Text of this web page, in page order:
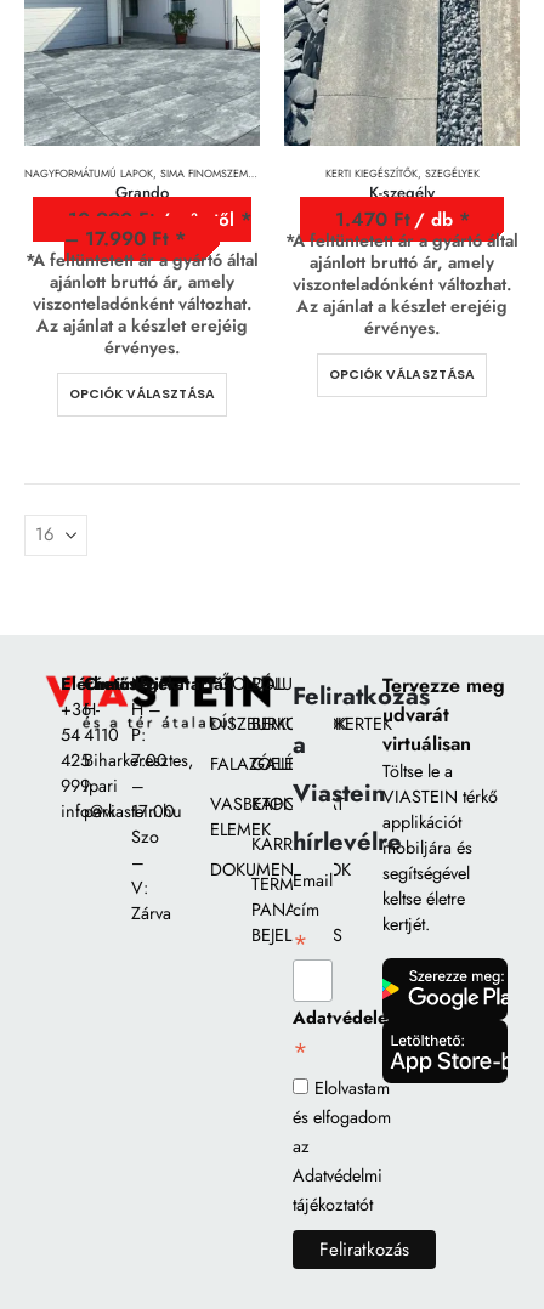
NAGYFORMÁTUMÚ LAPOK SIMA FINOMSZEMCSÉS FELÜLETŰ TÉRKÖVEK ,TÉRKÖVEK,
Grando
10.990 Ft / m² - től
– 17.990 Ft
*A feltüntetett ár a gyártó által
ajánlott bruttó ár, amely
viszonteladónként változhat.
Az ajánlat a készlet erejéig
érvényes.
OPCIÓK VÁLASZTÁSA
KERTI KIEGÉSZÍTŐK, SZEGÉLYEK
K-szegély
1.470 Ft / db
*A feltüntetett ár a gyártó által
ajánlott bruttó ár, amely
viszonteladónként változhat.
Az ajánlat a készlet erejéig
érvényes.
OPCIÓK VÁLASZTÁSA
Elérhetőségek:
+36
54
425
999
info@viastein.hu
Címünk:
H-
4110
Biharkeresztes,
Ipari
park
Nyitvatartás
H –
P:
7:00
–
17:00
Szo
–
V:
Zárva
FŐOLDAL
DÍSZBURKOLATOK
FALAZÓELEMEK
VASBETON
ELEMEK
DOKUMENTUMOK
RÓLUNK
BEMUTATÓKERTEK
GALÉRIA
KAPCSOLAT
KARRIER
TERMÉK
PANASZ
BEJELENTÉS
Feliratkozás
a
Viastein
hírlevélre
Email
cím
*
Adatvédelem
*
Elolvastam
és elfogadom
az
Adatvédelmi
tájékoztatót
Tervezze meg
udvarát
virtuálisan
Töltse le a
VIASTEIN térkő
applikációt
mobiljára és
segítségével
keltse életre
kertjét.
gomb
gomb